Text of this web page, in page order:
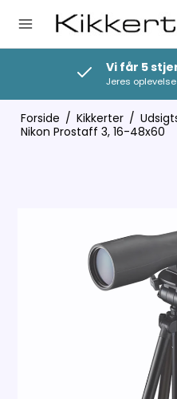
Vi får 5
Jeres
Forside / Kikkerter /
Nikon Prostaff 3, 16-48x60